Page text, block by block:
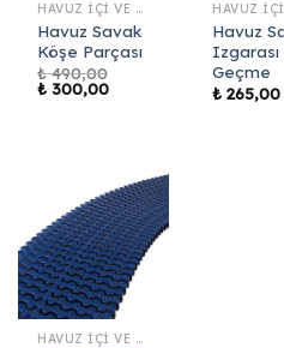
HAVUZ İÇI VE KENAR EKIPMANLARI
Havuz Savak
Köşe Parçası
₺490,00
Orijinal
fiyat:
₺ 300,00Şu
Havuz
Geçme
₺ 265,00
HAVUZ İÇI VE KENAR EKIPMANLARI